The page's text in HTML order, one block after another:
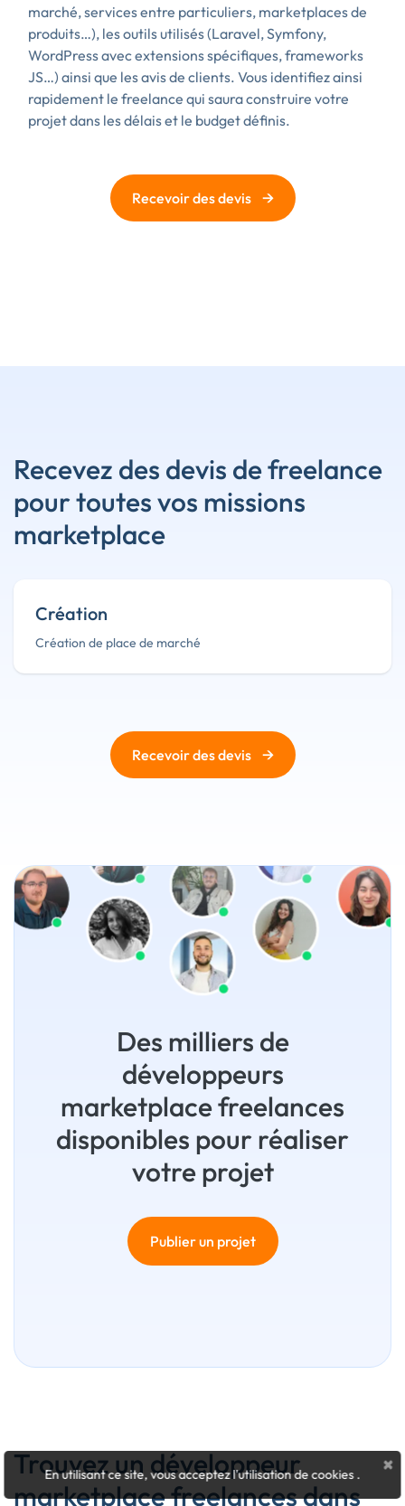
marché, services entre particuliers, marketplaces de
produits…), les outils utilisés (Laravel, Symfony,
WordPress avec extensions spécifiques, frameworks
JS…) ainsi que les avis de clients. Vous identifiez ainsi
rapidement le freelance qui saura construire votre
projet dans les délais et le budget définis.
Recevoir des devis →
Recevez des devis de freelance
pour toutes vos missions
marketplace
Création
Création de place de marché
Recevoir des devis →
Des milliers de
développeurs
marketplace freelances
disponibles pour réaliser
votre projet
Publier un projet
Trouvez un développeur
marketplace freelances dans
×
En utilisant ce site, vous acceptez l'utilisation de cookies.